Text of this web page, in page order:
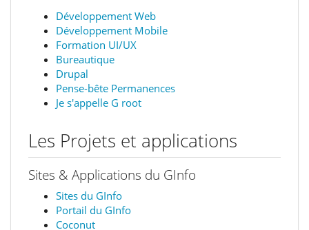
Développement Web
Développement Mobile
Formation UI/UX
Bureautique
Drupal
Pense-bête Permanences
Je s'appelle G root
Les Projets et applications
Sites & Applications du GInfo
Sites du GInfo
Portail du GInfo
Coconut